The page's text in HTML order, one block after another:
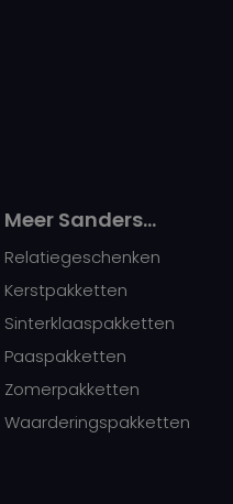
Meer Sanders…
Relatiegeschenken
Kerstpakketten
Sinterklaaspakketten
Paaspakketten
Zomerpakketten
Waarderingspakketten